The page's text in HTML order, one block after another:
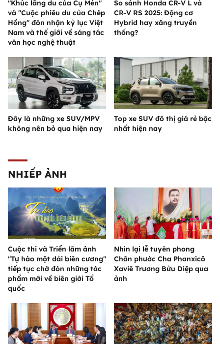
"Khúc lãng du của Cụ Mén"
và "Cuộc phiêu du của Chép
Hồng" đón nhận kỷ lục Việt
Nam và thế giới về sáng tác
văn học nghệ thuật
So sánh Honda CR-V L và
CR-V RS 2025: Động cơ
Hybrid hay xăng truyền
thống?
Đây là những xe SUV/MPV
không nên bỏ qua hiện nay
Top xe SUV đô thị giá rẻ bậc
nhất hiện nay
NHIẾP ẢNH
Cuộc thi và Triển lãm ảnh
"Tự hào một dải biên cương"
tiếp tục chờ đón những tác
phẩm mới về biên giới Tổ
quốc
Nhìn lại lễ tuyên phong
Chân phước Cha Phanxicô
Xaviê Trương Bửu Diệp qua
ảnh